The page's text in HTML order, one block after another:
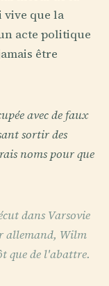
vive que la
acte politique
être
avec de faux
sortir des
noms pour que
dans Varsovie
allemand, Wilm
que de l'abattre.